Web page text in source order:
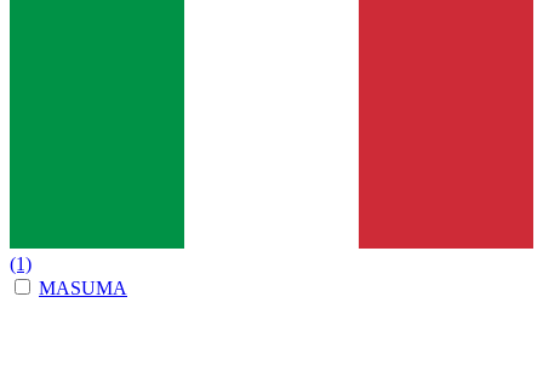
(1)
MASUMA